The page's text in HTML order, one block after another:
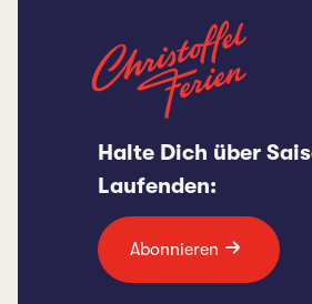
Halte Dich über
Laufenden:
Abonnieren